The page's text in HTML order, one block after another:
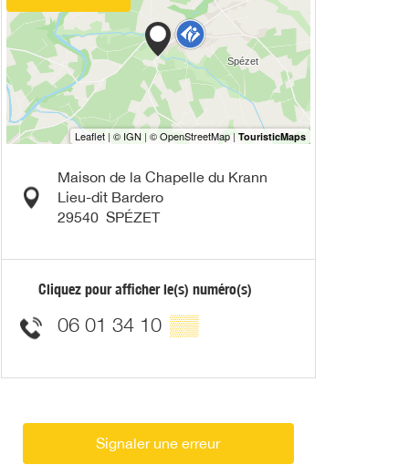
Maison de la Chapelle du Krann
Lieu-dit Bardero
29540 SPÉZET
Cliquez pour afficher le(s) numéro(s)
06 01 34 10 ▒▒
Signaler une erreur